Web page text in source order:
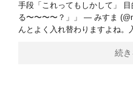
手段「これってもしかして」
る〜〜〜〜？」」 — みすま
んとよく入れ替わりますよね。
続